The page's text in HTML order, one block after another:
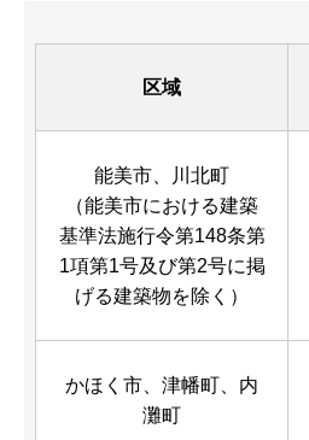
区域
能美市、川北町
（能美市における建築
基準法施行令第148条第
1項第1号及び第2号に掲
げる建築物を除く）
かほく市、津幡町、内
灘町